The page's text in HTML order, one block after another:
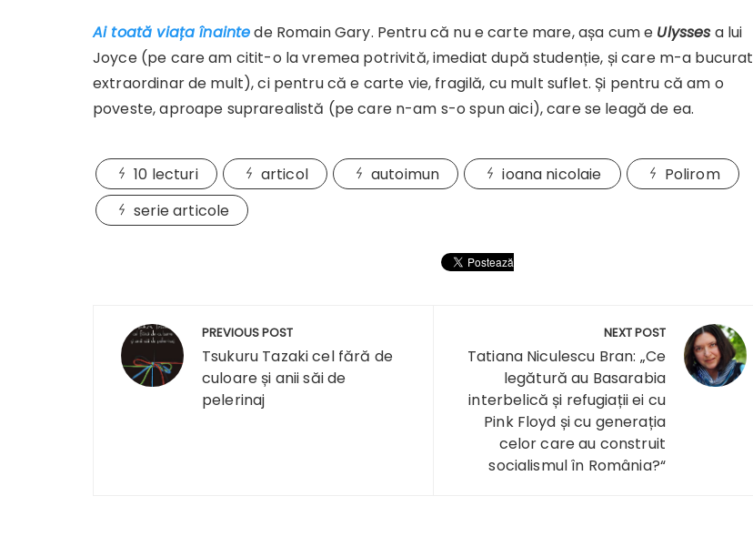
Ai toată viața înaintede Romain Gary. Pentru că nu e carte mare, așa cum e Ulyssesa lui
Joyce (pe care am citit-o la vremea potrivită, imediat după studenție, și care m-a bucurat
extraordinar de mult), ci pentru că e carte vie, fragilă, cu mult suflet. Și pentru că am o
poveste, aproape suprarealistă (pe care n-am s-o spun aici), care se leagă de ea.
10 lecturi articol autoimun ioana nicolaie
Polirom
serie articole
Navigare
articole
PREVIOUS POST
Tsukuru Tazaki cel fără de
culoare și anii săi de
pelerinaj
NEXT POST
Tatiana Niculescu Bran: „Ce
legătură au Basarabia
interbelică și refugiații ei cu
Pink Floyd și cu generația
celor care au construit
socialismul în România?“